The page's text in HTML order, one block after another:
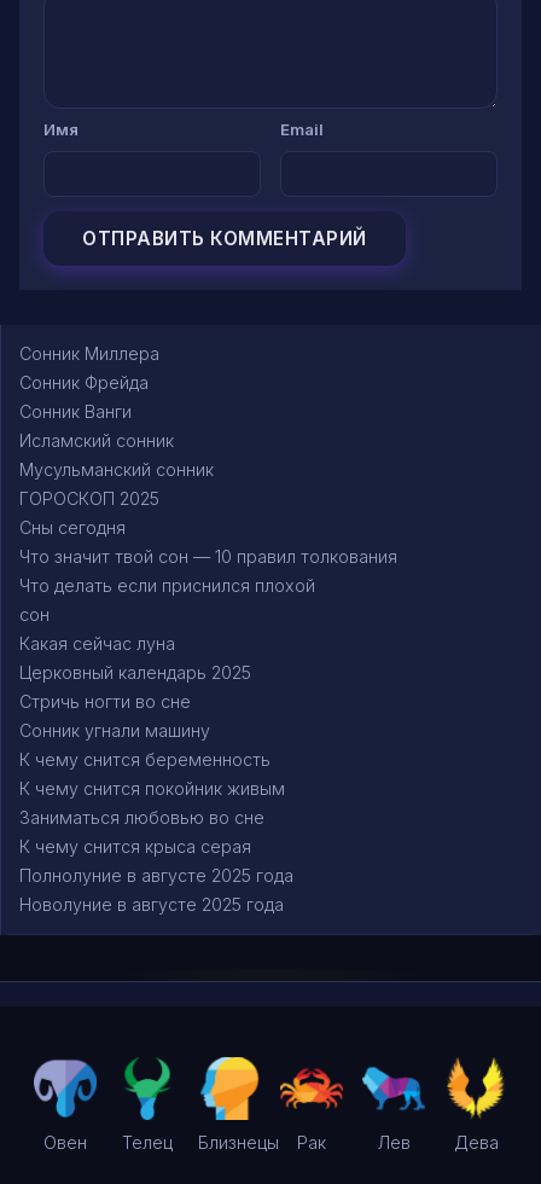
Имя Email
Сонник Миллера
Сонник Фрейда
Сонник Ванги
Исламский сонник
Мусульманский сонник
ГОРОСКОП 2025
Сны сегодня
Что значит твой сон — 10 правил толкования
Что делать если приснился плохой
сон
Какая сейчас луна
Церковный календарь 2025
Стричь ногти во сне
Сонник угнали машину
К чему снится беременность
К чему снится покойник живым
Заниматься любовью во сне
К чему снится крыса серая
Полнолуние в августе 2025 года
Новолуние в августе 2025 года
Овен Телец Близнецы Рак Лев Дева